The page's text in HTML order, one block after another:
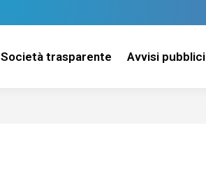
Società trasparente Avvisi pubblici